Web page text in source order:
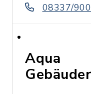
08337/
Aqua